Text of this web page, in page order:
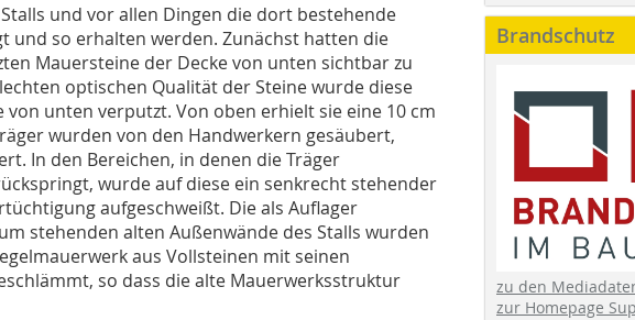
und vor allen Dingen die dort bestehende
und so erhalten werden. Zunächst hatten die
Mauersteine der Decke von unten sichtbar zu
optischen Qualität der Steine wurde diese
unten verputzt. Von oben erhielt sie eine 10 cm
wurden von den Handwerkern gesäubert,
In den Bereichen, in denen die Träger
wurde auf diese ein senkrecht stehender
aufgeschweißt. Die als Auflager
stehenden alten Außenwände des Stalls wurden
aus Vollsteinen mit seinen
so dass die alte Mauerwerksstruktur
Brandschutz
zu den
zur Homepage